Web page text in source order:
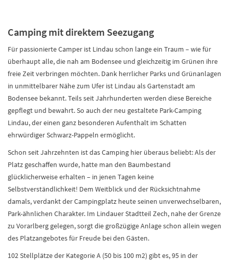
Camping mit direktem Seezugang
Für passionierte Camper ist Lindau schon lange ein Traum – wie für
überhaupt alle, die nah am Bodensee und gleichzeitig im Grünen ihre
freie Zeit verbringen möchten. Dank herrlicher Parks und Grünanlagen
in unmittelbarer Nähe zum Ufer ist Lindau als Gartenstadt am
Bodensee bekannt. Teils seit Jahrhunderten werden diese Bereiche
gepflegt und bewahrt. So auch der neu gestaltete Park-Camping
Lindau, der einen ganz besonderen Aufenthalt im Schatten
ehrwürdiger Schwarz-Pappeln ermöglicht.
Schon seit Jahrzehnten ist das Camping hier überaus beliebt: Als der
Platz geschaffen wurde, hatte man den Baumbestand
glücklicherweise erhalten – in jenen Tagen keine
Selbstverständlichkeit! Dem Weitblick und der Rücksichtnahme
damals, verdankt der Campingplatz heute seinen unverwechselbaren,
Park-ähnlichen Charakter. Im Lindauer Stadtteil Zech, nahe der Grenze
zu Vorarlberg gelegen, sorgt die großzügige Anlage schon allein wegen
des Platzangebotes für Freude bei den Gästen.
102 Stellplätze der Kategorie A (50 bis 100 m2) gibt es, 95 in der